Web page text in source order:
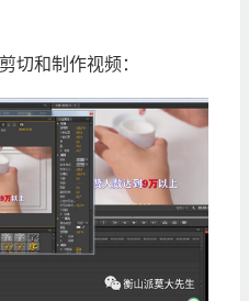
切和制作视频：